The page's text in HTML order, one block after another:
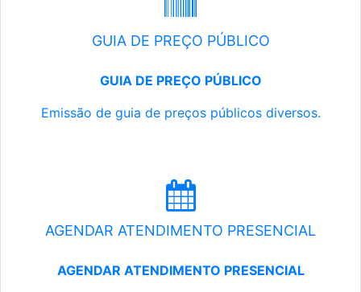
GUIA DE PREÇO PÚBLICO
GUIA DE PREÇO PÚBLICO
Emissão de guia de preços públicos diversos.
AGENDAR ATENDIMENTO PRESENCIAL
AGENDAR ATENDIMENTO PRESENCIAL